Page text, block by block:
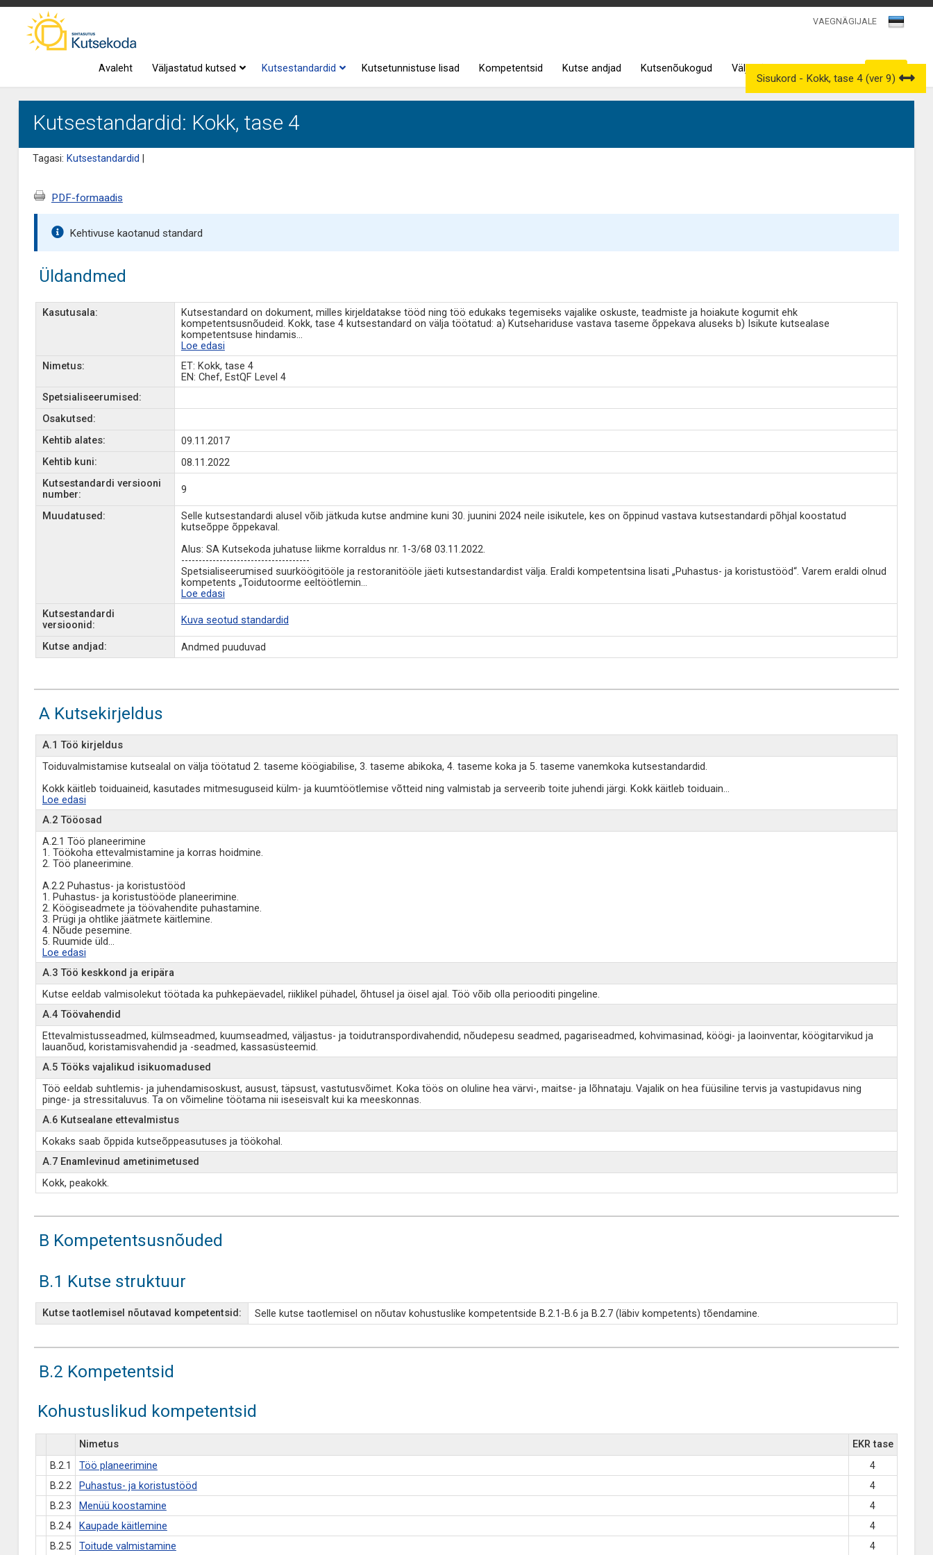
VAEGNÄGIJALE
Avaleht Väljastatud kutsed Kutsestandardid Kutsetunnistuse lisad Kompetentsid Kutse andjad Kutsenõukogud Väljavõtted kutseregistrist
Kutsestandardid: Kokk, tase 4
Tagasi: Kutsestandardid
Sisukord - Kokk, tase 4 (ver 9)
PDF-formaadis
Kehtivuse kaotanud standard
Üldandmed
Kasutusala:
Kutsestandard on dokument, milles kirjeldatakse tööd ning töö edukaks tegemiseks vajalike oskuste, teadmiste ja hoiakute kogumit ehk
kompetentsusnõudeid. Kokk, tase 4 kutsestandard on välja töötatud: a) Kutsehariduse vastava taseme õppekava aluseks b) Isikute kutsealase
kompetentsuse hindamis...
Loe edasi
Nimetus:
ET: Kokk, tase 4
EN: Chef, EstQF Level 4
Spetsialiseerumised:
Osakutsed:
Kehtib alates:
09.11.2017
Kehtib kuni:
08.11.2022
Kutsestandardi versiooni
number:
9
Muudatused:
Selle kutsestandardi alusel võib jätkuda kutse andmine kuni 30. juunini 2024 neile isikutele, kes on õppinud vastava kutsestandardi põhjal koostatud
kutseõppe õppekaval.
Alus: SA Kutsekoda juhatuse liikme korraldus nr. 1-3/68 03.11.2022.
-------------------------------------
Spetsialiseerumised suurköögitööle ja restoranitööle jäeti kutsestandardist välja. Eraldi kompetentsina lisati „Puhastus- ja koristustööd“. Varem eraldi olnud
kompetents „Toidutoorme eeltöötlemin...
Loe edasi
Kutsestandardi
versioonid:
Kuva seotud standardid
Kutse andjad: Andmed puuduvad
A Kutsekirjeldus
A.1 Töö kirjeldus
Toiduvalmistamise kutsealal on välja töötatud 2. taseme köögiabilise, 3. taseme abikoka, 4. taseme koka ja 5. taseme vanemkoka kutsestandardid.
Kokk käitleb toiduaineid, kasutades mitmesuguseid külm- ja kuumtöötlemise võtteid ning valmistab ja serveerib toite juhendi järgi. Kokk käitleb toiduain...
Loe edasi
A.2 Tööosad
A.2.1 Töö planeerimine
1. Töökoha ettevalmistamine ja korras hoidmine.
2. Töö planeerimine.
A.2.2 Puhastus- ja koristustööd
1. Puhastus- ja koristustööde planeerimine.
2. Köögiseadmete ja töövahendite puhastamine.
3. Prügi ja ohtlike jäätmete käitlemine.
4. Nõude pesemine.
5. Ruumide üld...
Loe edasi
A.3 Töö keskkond ja eripära
Kutse eeldab valmisolekut töötada ka puhkepäevadel, riiklikel pühadel, õhtusel ja öisel ajal. Töö võib olla periooditi pingeline.
A.4 Töövahendid
Ettevalmistusseadmed, külmseadmed, kuumseadmed, väljastus- ja toidutranspordivahendid, nõudepesu seadmed, pagariseadmed, kohvimasinad, köögi- ja laoinventar, köögitarvikud ja
lauanõud, koristamisvahendid ja -seadmed, kassasüsteemid.
A.5 Tööks vajalikud isikuomadused
Töö eeldab suhtlemis- ja juhendamisoskust, ausust, täpsust, vastutusvõimet. Koka töös on oluline hea värvi-, maitse- ja lõhnataju. Vajalik on hea füüsiline tervis ja vastupidavus ning
pinge- ja stressitaluvus. Ta on võimeline töötama nii iseseisvalt kui ka meeskonnas.
A.6 Kutsealane ettevalmistus
Kokaks saab õppida kutseõppeasutuses ja töökohal.
A.7 Enamlevinud ametinimetused
Kokk, peakokk.
B Kompetentsusnõuded
B.1 Kutse struktuur
Kutse taotlemisel nõutavad kompetentsid: Selle kutse taotlemisel on nõutav kohustuslike kompetentside B.2.1-B.6 ja B.2.7 (läbiv kompetents) tõendamine.
B.2 Kompetentsid
Kohustuslikud kompetentsid
Nimetus
EKR tase
B.2.1
Töö planeerimine
4
B.2.2
Puhastus- ja koristustööd
4
B.2.3
Menüü koostamine
4
B.2.4
Kaupade käitlemine
4
B.2.5
Toitude valmistamine
4